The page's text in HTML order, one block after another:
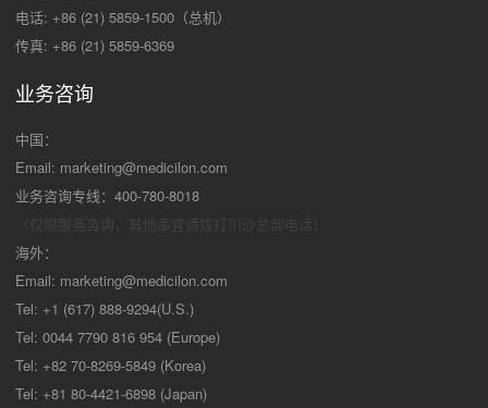
电话: +86 (21) 5859-1500（总机）
传真: +86 (21) 5859-6369
业务咨询
中国：
Email: marketing@medicilon.com
业务咨询专线：400-780-8018
海外：
Email: marketing@medicilon.com
Tel: +1 (617) 888-9294(U.S.)
Tel: 0044 7790 816 954 (Europe)
Tel: +82 70-8269-5849 (Korea)
Tel: +81 80-4421-6898 (Japan)